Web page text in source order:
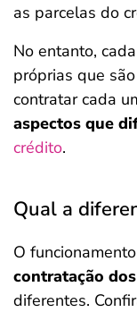
as parcelas do
No entanto,
próprias que
contratar cada
aspectos que
crédito.
Qual a
O
contratação
diferentes.